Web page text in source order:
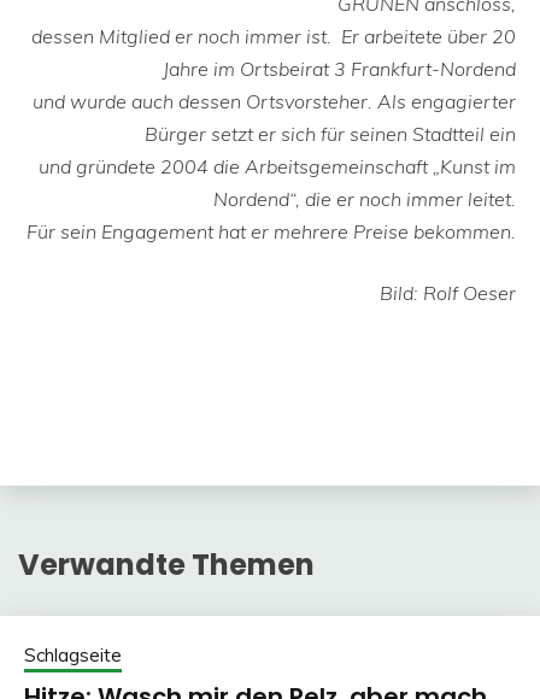
dessen Mitglied er noch immer ist. Er arbeitete über 20
Jahre im Ortsbeirat 3 Frankfurt-Nordend
und wurde auch dessen Ortsvorsteher. Als engagierter
Bürger setzt er sich für seinen Stadtteil ein
und gründete 2004 die Arbeitsgemeinschaft „Kunst im
Nordend“, die er noch immer leitet.
Für sein Engagement hat er mehrere Preise bekommen.
Bild: Rolf Oeser
Verwandte Themen
Schlagseite